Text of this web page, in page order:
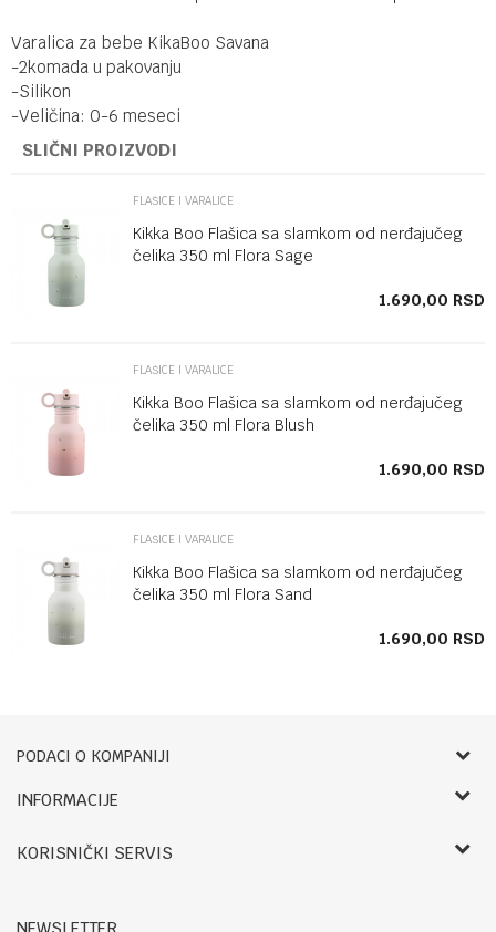
Varalica za bebe KikaBoo Savana
-2komada u pakovanju
-Silikon
-Veličina: 0-6 meseci
SLIČNI PROIZVODI
FLAŠICE I VARALICE
Kikka Boo Flašica sa slamkom od nerđajučeg
čelika 350 ml Flora Sage
1.690,00 RSD
FLAŠICE I VARALICE
Kikka Boo Flašica sa slamkom od nerđajučeg
čelika 350 ml Flora Blush
1.690,00 RSD
FLAŠICE I VARALICE
Kikka Boo Flašica sa slamkom od nerđajučeg
čelika 350 ml Flora Sand
1.690,00 RSD
PODACI O KOMPANIJI
Bebbco
RADNO VREME:
Subota: 09-13h
INFORMACIJE
Zaposlenje
KORISNIČKI SERVIS
Reklamacije i reklamacioni list